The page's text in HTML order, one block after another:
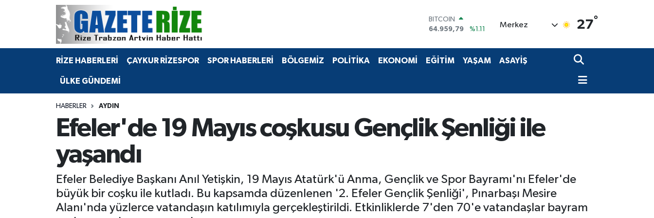
BITCOIN
64.959,79
%1.11
47,7436
%0.18
EURO
BİST100
13.779
%-14
Merkez 27°
RİZE HABERLERİ ÇAYKUR RİZESPOR SPOR HABERLERİ BÖLGEMİZ POLİTİKA EKONOMİ EĞİTİM YAŞAM ASAYİŞ
ÜLKE GÜNDEMİ
HABERLER AYDIN
Efeler'de 19 Mayıs coşkusu Gençlik Şenliği ile
yaşandı
Efeler Belediye Başkanı Anıl Yetişkin, 19 Mayıs Atatürk'ü Anma, Gençlik ve Spor Bayramı'nı Efeler'de
büyük bir coşku ile kutladı. Bu kapsamda düzenlenen '2. Efeler Gençlik Şenliği', Pınarbaşı Mesire
Alanı'nda yüzlerce vatandaşın katılımıyla gerçekleştirildi. Etkinliklerde 7'den 70'e vatandaşlar bayram
BÖLGEMİZ
Bilim Teknoloji
Advertising news
Canlı Maç
Merkez Nöbetçi Eczaneler
Merkez Hava Durumu
Merkez Trafik Yoğunluk Haritası
Tüm Manşetler
Son Dakika Haberleri
Haber Arşivi